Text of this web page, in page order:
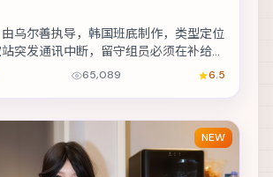
由乌尔善执导，韩国班底制作，类型定位
突发通讯中断，留守组员必须在补给耗
包括绫野刚、易烊千玺、宋佳 等，表...
65,089 6.5
NEW